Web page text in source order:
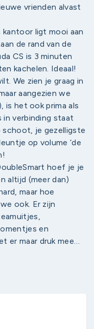
vrienden alvast
ligt mooi aan
de rand van de
CS is 3 minuten
kachelen. Ideaal!
We zien je graag in
aangezien we
is het ook prima als
in verbinding staat
schoot, je gezelligste
op volume ‘de
hoef je je
altijd (meer dan)
maar hoe
ook. Er zijn
en
er maar druk mee…